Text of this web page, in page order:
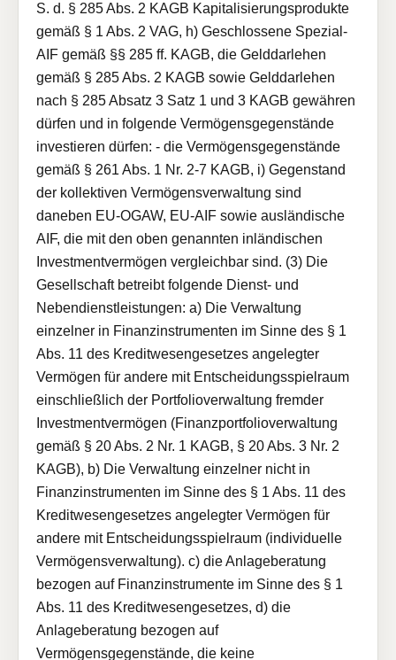
S. d. § 285 Abs. 2 KAGB Kapitalisierungsprodukte
gemäß § 1 Abs. 2 VAG, h) Geschlossene Spezial-
AIF gemäß §§ 285 ff. KAGB, die Gelddarlehen
gemäß § 285 Abs. 2 KAGB sowie Gelddarlehen
nach § 285 Absatz 3 Satz 1 und 3 KAGB gewähren
dürfen und in folgende Vermögensgegenstände
investieren dürfen: - die Vermögensgegenstände
gemäß § 261 Abs. 1 Nr. 2-7 KAGB, i) Gegenstand
der kollektiven Vermögensverwaltung sind
daneben EU-OGAW, EU-AIF sowie ausländische
AIF, die mit den oben genannten inländischen
Investmentvermögen vergleichbar sind. (3) Die
Gesellschaft betreibt folgende Dienst- und
Nebendienstleistungen: a) Die Verwaltung
einzelner in Finanzinstrumenten im Sinne des § 1
Abs. 11 des Kreditwesengesetzes angelegter
Vermögen für andere mit Entscheidungsspielraum
einschließlich der Portfolioverwaltung fremder
Investmentvermögen (Finanzportfolioverwaltung
gemäß § 20 Abs. 2 Nr. 1 KAGB, § 20 Abs. 3 Nr. 2
KAGB), b) Die Verwaltung einzelner nicht in
Finanzinstrumenten im Sinne des § 1 Abs. 11 des
Kreditwesengesetzes angelegter Vermögen für
andere mit Entscheidungsspielraum (individuelle
Vermögensverwaltung). c) die Anlageberatung
bezogen auf Finanzinstrumente im Sinne des § 1
Abs. 11 des Kreditwesengesetzes, d) die
Anlageberatung bezogen auf
Vermögensgegenstände, die keine